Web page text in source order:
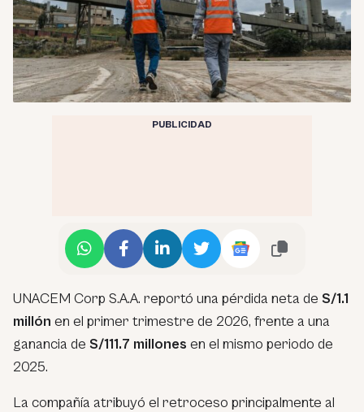
PUBLICIDAD
UNACEM Corp S.A.A. reportó una pérdida neta de S/1.1
millón en el primer trimestre de 2026, frente a una
ganancia de S/111.7 millones en el mismo periodo de
2025.
La compañía atribuyó el retroceso principalmente al